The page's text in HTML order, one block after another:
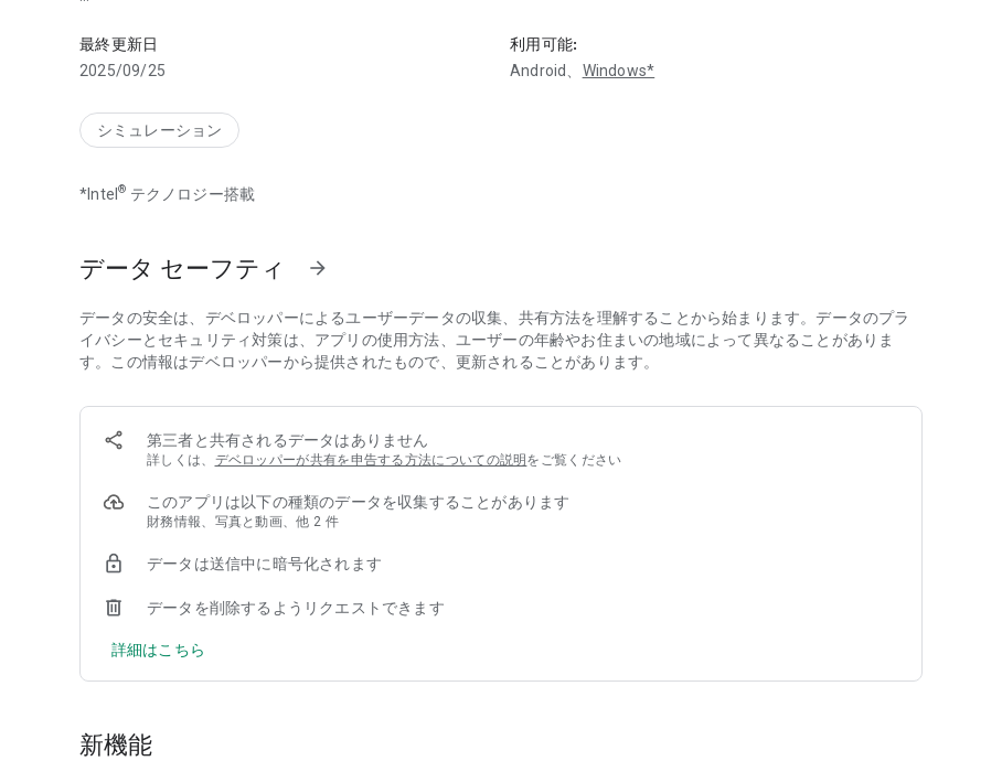
プレイヤーは無一文の状態から、鮮魚店や芝居小屋、湯屋など数十種以上の店舗を経営し、江戸の町を発展させていき
ます。店舗はタップ操作で簡単にレベルアップ可能。放置プレイでもしっかり儲かるので、気軽に楽しめるのも魅力で
■推し美女×恋愛＆子育て
歴史・伝説の美女「お市の方」「細川玉子」などが美麗イラストで登場。
家族を育て、勢力を拡大し、町の未来を築いていきましょう。
伝説の達人たちを「家来」として迎え、適材適所で配置すれば、商売効率が一気にアップ！
さらには商戦・ボス戦など戦略バトルも搭載。
■商会×貿易海路
自力だけでは天下は取れぬ――
ランキング上位で超豪華報酬をゲットし、最強の経済同盟を築け！
■浮世絵調＆大ボリュームシナリオ
ちたストーリーをプロライター陣が執筆。
指一本で始める江戸の経済革命。
『大江戸ロマンス〜ようこそ利益至上主義の町へ〜』で、運命を賭けた商いがいま幕を開ける！
最終更新日
2025/09/25
利用可能:
Android、 Windows*
シミュレーション
*Intel® テクノロジー搭載
データ セーフティ arrow_forward
データの安全は、デベロッパーによるユーザーデータの収集、共有方法を理解することから始まります。データのプラ
イバシーとセキュリティ対策は、アプリの使用方法、ユーザーの年齢やお住まいの地域によって異なることがありま
す。この情報はデベロッパーから提供されたもので、更新されることがあります。
第三者と共有されるデータはありません
詳しくは、 デベロッパーが共有を申告する方法についての説明をご覧ください
このアプリは以下の種類のデータを収集することがあります
財務情報、写真と動画、他 2 件
データは送信中に暗号化されます
データを削除するようリクエストできます
詳細はこちら
新機能